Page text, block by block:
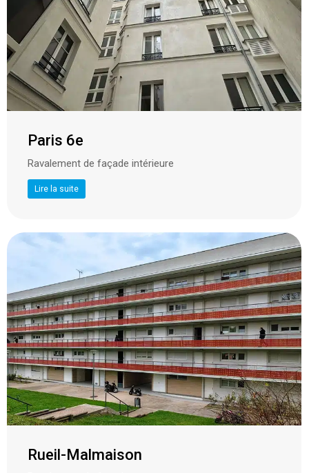
Paris 6e
Ravalement de façade intérieure
Lire la suite
Rueil-Malmaison